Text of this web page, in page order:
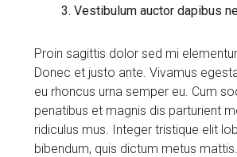
Vestibulum auctor dapibus
Proin sagittis dolor sed mi
Donec et justo ante. Vivamus
eu rhoncus urna semper eu. Cum
penatibus et magnis dis parturient
ridiculus mus. Integer tristique elit
bibendum, quis dictum metus